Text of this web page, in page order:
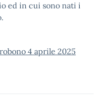
ed in cui sono nati i
4 aprile 2025